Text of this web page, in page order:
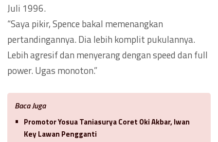
Juli 1996.
“Saya pikir, Spence bakal memenangkan
pertandingannya. Dia lebih komplit pukulannya.
Lebih agresif dan menyerang dengan speed dan full
power. Ugas monoton.”
Baca Juga
Promotor Yosua Taniasurya Coret Oki Akbar, Iwan
Key Lawan Pengganti